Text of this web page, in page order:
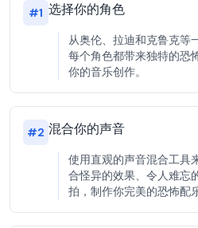
#1 选择你的角色
从奥伦、拉迪和克鲁克等
每个角色都带来独特的恐
你的音乐创作。
#2 混合你的声音
使用直观的声音混合工具
合怪异的效果、令人难忘
拍，制作你完美的恐怖配乐